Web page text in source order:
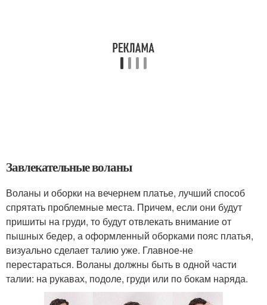
Завлекательные воланы
Воланы и оборки на вечернем платье, лучший способ
спрятать проблемные места. Причем, если они будут
пришиты на груди, то будут отвлекать внимание от
пышных бедер, а оформленный оборками пояс платья,
визуально сделает талию уже. Главное-не
перестараться. Воланы должны быть в одной части
талии: на рукавах, подоле, груди или по бокам наряда.